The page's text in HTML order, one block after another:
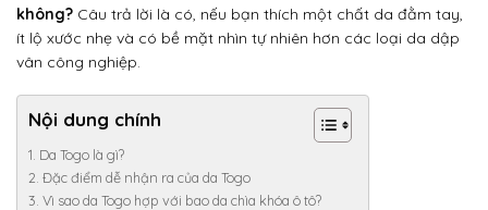
không? Câu trả lời là có, nếu bạn thích một chất da đằm tay,
ít lộ xước nhẹ và có bề mặt nhìn tự nhiên hơn các loại da dập
vân công nghiệp.
Nội dung chính
Da Togo là gì?
Đặc điểm dễ nhận ra của da Togo
Vì sao da Togo hợp với bao da chìa khóa ô tô?